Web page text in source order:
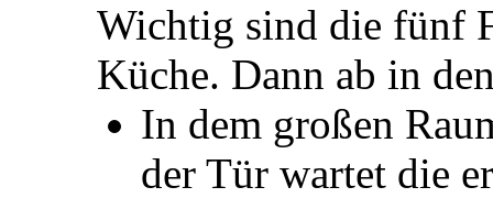
Wichtig sind die fünf
Küche. Dann ab in
In dem großen
der Tür wartet die